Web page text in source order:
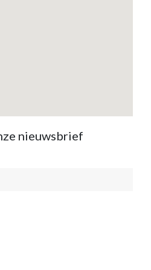
nieuwsbrief